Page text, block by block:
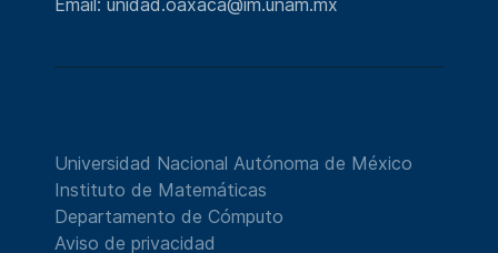
Email: unidad.oaxaca@im.unam.mx
Universidad Nacional Autónoma de México
Instituto de Matemáticas
Departamento de Cómputo
Aviso de privacidad